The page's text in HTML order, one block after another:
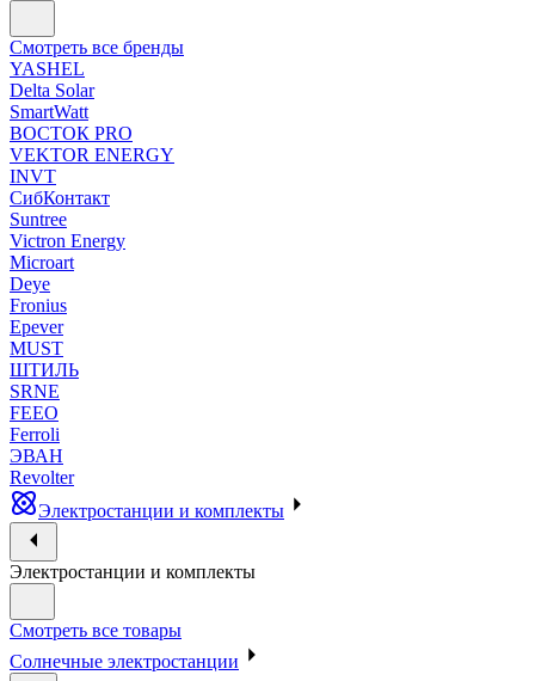
Смотреть все бренды
YASHEL
Delta Solar
SmartWatt
ВОСТОК PRO
VEKTOR ENERGY
INVT
СибКонтакт
Suntree
Victron Energy
Microart
Deye
Fronius
Epever
MUST
ШТИЛЬ
SRNE
FEEO
Ferroli
ЭВАН
Revolter
Электростанции и комплекты
Электростанции и комплекты
Смотреть все товары
Солнечные электростанции